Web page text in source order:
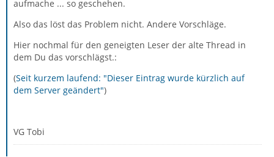
aufmache ... so geschehen.
Also das löst das Problem nicht. Andere Vorschläge.
Hier nochmal für den geneigten Leser der alte Thread in
dem Du das vorschlägst.:
(Seit kurzem laufend: "Dieser Eintrag wurde kürzlich auf
dem Server geändert")
VG Tobi